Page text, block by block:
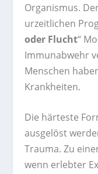
Organismus.
urzeitlichen
oder Flucht“
Immunabwehr
Menschen
Krankheiten.
Die härteste
ausgelöst
Trauma. Zu
wenn erlebter